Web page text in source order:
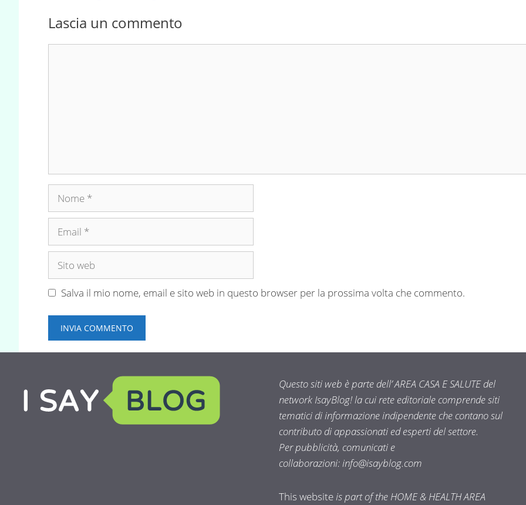
Lascia un commento
Nome
Email
Sito
Salva il mio nome, email e sito web in questo browser per la prossima volta che commento.
Questo siti web è parte dell’ AREA CASA E SALUTE del
network IsayBlog! la cui rete editoriale comprende siti
tematici di informazione indipendente che contano sul
contributo di appassionati ed esperti del settore.
Per pubblicità, comunicati e
collaborazioni:info@isayblog.com
This websiteis part of the HOME & HEALTH AREA